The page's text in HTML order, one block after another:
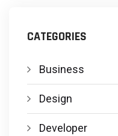
CATEGORIES
Business
Design
Developer